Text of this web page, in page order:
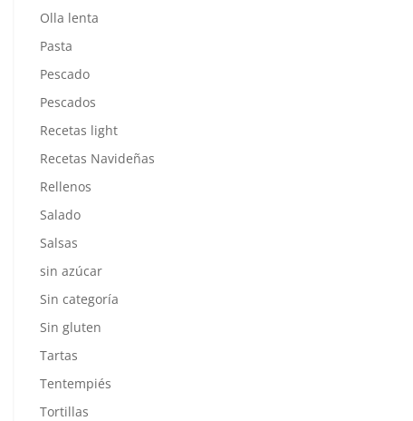
Olla lenta
Pasta
Pescado
Pescados
Recetas light
Recetas Navideñas
Rellenos
Salado
Salsas
sin azúcar
Sin categoría
Sin gluten
Tartas
Tentempiés
Tortillas